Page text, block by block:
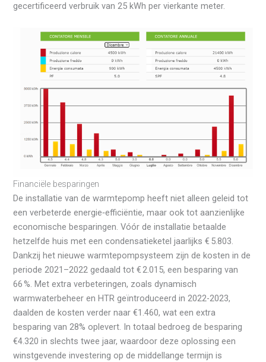
gecertificeerd verbruik van 25 kWh per vierkante meter.
Financiële besparingen
De installatie van de warmtepomp heeft niet alleen geleid tot
een verbeterde energie‑efficiëntie, maar ook tot aanzienlijke
economische besparingen. Vóór de installatie betaalde
hetzelfde huis met een condensatieketel jaarlijks € 5.803.
Dankzij het nieuwe warmtepompsysteem zijn de kosten in de
periode 2021–2022 gedaald tot € 2.015, een besparing van
66 %. Met extra verbeteringen, zoals dynamisch
warmwaterbeheer en HTR geïntroduceerd in 2022-2023,
daalden de kosten verder naar €1.460, wat een extra
besparing van 28% oplevert. In totaal bedroeg de besparing
€4.320 in slechts twee jaar, waardoor deze oplossing een
winstgevende investering op de middellange termijn is